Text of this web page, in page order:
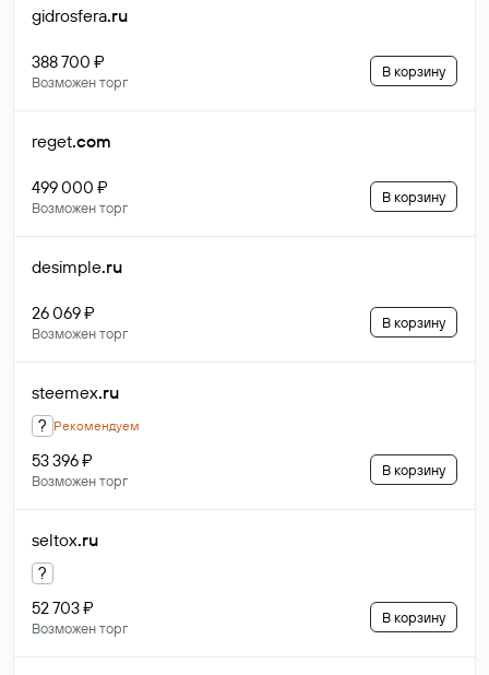
gidrosfera.ru
388 700 ₽
Возможен торг
В корзину
reget.com
499 000 ₽
Возможен торг
В корзину
desimple.ru
26 069 ₽
Возможен торг
В корзину
steemex.ru
? Рекомендуем
53 396 ₽
Возможен торг
В корзину
seltox.ru
?
52 703 ₽
Возможен торг
В корзину